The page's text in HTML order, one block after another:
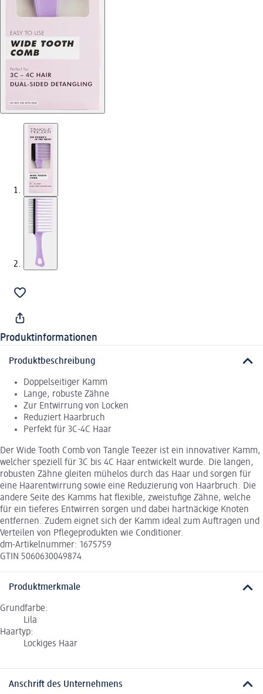
Produktinformationen
Produktbeschreibung
Doppelseitiger Kamm
Lange, robuste Zähne
Zur Entwirrung von Locken
Reduziert Haarbruch
Perfekt für 3C-4C Haar
Der Wide Tooth Comb von Tangle Teezer ist ein innovativer Kamm,
welcher speziell für 3C bis 4C Haar entwickelt wurde. Die langen,
robusten Zähne gleiten mühelos durch das Haar und sorgen für
eine Haarentwirrung sowie eine Reduzierung von Haarbruch. Die
andere Seite des Kamms hat flexible, zweistufige Zähne, welche
für ein tieferes Entwirren sorgen und dabei hartnäckige Knoten
entfernen. Zudem eignet sich der Kamm ideal zum Auftragen und
Verteilen von Pflegeprodukten wie Conditioner.
dm-Artikelnummer: 1675759
GTIN 5060630049874
Produktmerkmale
Grundfarbe:
Lila
Haartyp:
Lockiges Haar
Anschrift des Unternehmens